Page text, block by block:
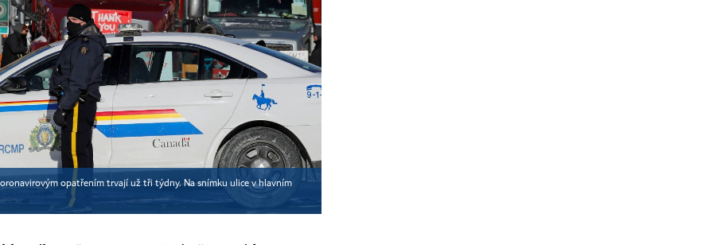
opatřením trvají už tři týdny. Na snímku ulice v hlavním